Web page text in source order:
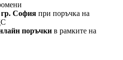
гр. София при поръчка на
поръчки в рамките на